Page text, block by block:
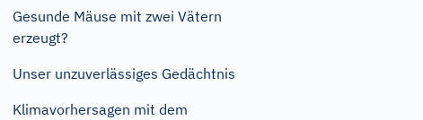
Gesunde Mäuse mit zwei Vätern
erzeugt?
Unser unzuverlässiges Gedächtnis
Klimavorhersagen mit dem